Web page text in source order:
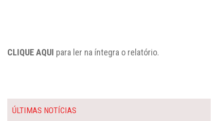
CLIQUE AQUI para ler na íntegra o relatório.
ÚLTIMAS NOTÍCIAS